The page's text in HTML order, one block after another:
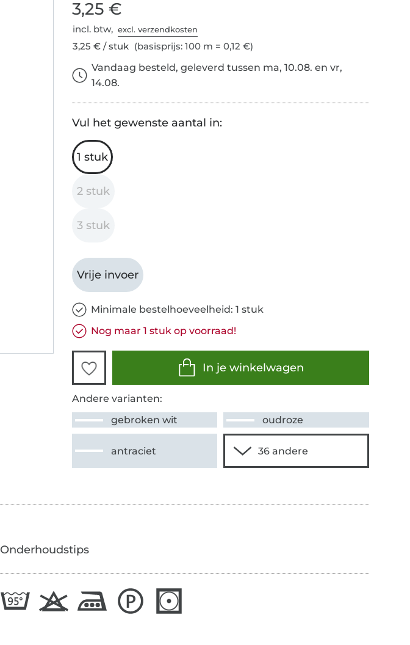
3,25 €
incl. btw,excl. verzendkosten
3,25 € / stuk (basisprijs: 100 m = 0,12 €)
Vandaag besteld, geleverd tussen ma, 10.08. en vr,
14.08.
Vul het gewenste aantal in:
1 stuk
2 stuk
3 stuk
Vrije invoer
Minimale bestelhoeveelheid: 1 stuk
Nog maar 1 stuk op voorraad!
In je winkelwagen
Andere varianten:
gebroken wit
oudroze
antraciet
Onderhoudstips